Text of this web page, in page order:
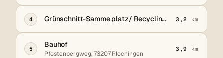
4 Grünschnitt-Sammelplatz/ Recyclinghof 3,2 km
5
Bauhof
Pfostenbergweg, 73207 Plochingen
3,9 km